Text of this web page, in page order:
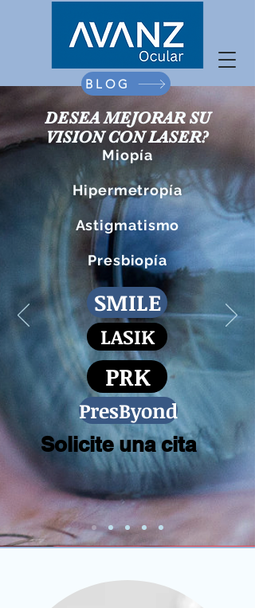
BLOG
DESEA MEJORAR SU
VISION CON LASER?
Miopía
Hipermetropía
Astigmatismo
Presbiopía
SMILE
LASIK
PRK
PresByond
Solicite una cita